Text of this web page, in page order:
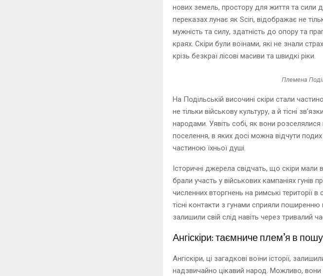
нових земель, простору для життя та сили
переказах лунає як Sciri, відображає не
мужність та силу, здатність до опору та
краях. Скіри були воїнами, які не знали
крізь безкраї лісові масиви та швидкі ріки.
Племена
На Подільській височині скіри стали
не тільки військову культуру, а й тісні
народами. Уявіть собі, як вони
поселення, в яких досі можна відчути
частиною їхньої душі.
Історичні джерела свідчать, що скіри мали
брали участь у військових кампаніях гунів
численних вторгнень на римські території в
тісні контакти з гунами сприяли
залишили свій слід навіть через тривалий
Ангіскіри: таємниче плем’я в
Ангіскіри, ці загадкові воїни історії,
надзвичайно цікавий народ. Можливо, вони